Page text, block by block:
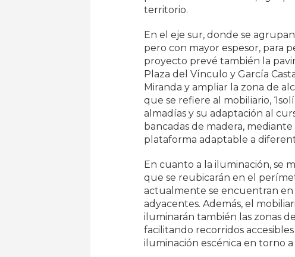
territorio.
En el eje sur, donde se
pero con mayor espesor, para
proyecto prevé también la
Plaza del Vínculo y García
Miranda y ampliar la zona de
que se refiere al mobiliario,
almadías y su adaptación al
bancadas de madera,
plataforma adaptable a
En cuanto a la iluminación, se
que se reubicarán en el
actualmente se encuentran en
adyacentes. Además, el
iluminarán también las zonas
facilitando recorridos
iluminación escénica en torno